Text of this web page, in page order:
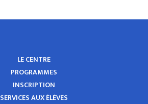
LE CENTRE
PROGRAMMES
INSCRIPTION
SERVICES AUX ÉLÈVES